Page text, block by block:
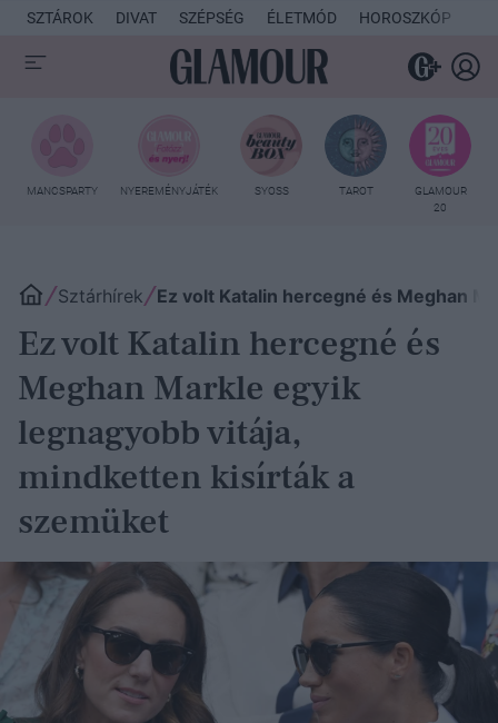
SZTÁROK DIVAT SZÉPSÉG ÉLETMÓD HOROSZKÓP
MANCSPARTY NYEREMÉNYJÁTÉK SYOSS TAROT
GLAMOUR
20
Sztárhírek Ez volt Katalin hercegné és Meghan
Ez volt Katalin hercegné és
Meghan Markle egyik
legnagyobb vitája,
mindketten kisírták a
szemüket